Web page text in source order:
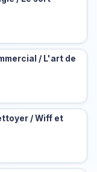
/ L'art de
/ Wiff et